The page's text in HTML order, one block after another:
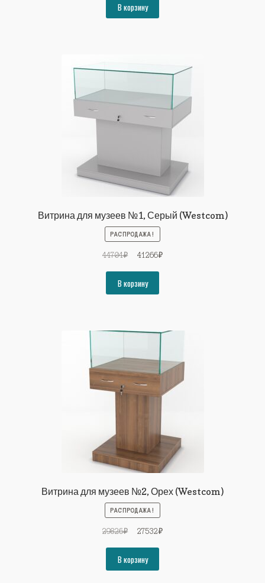
составляла
29826₽.
В корзину
Витрина для музеев №1, Серый (Westcom)
РАСПРОДАЖА!
44704₽
Первоначальная
составляла
44704₽.
41266₽Текущая
В корзину
Витрина для музеев №2, Орех (Westcom)
РАСПРОДАЖА!
29826₽
Первоначальная
составляла
29826₽.
27532₽Текущая
В корзину